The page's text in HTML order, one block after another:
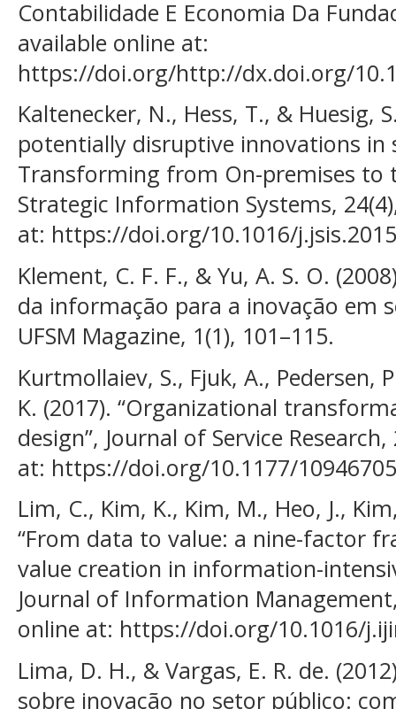
Contabilidade E Economia Da
available online at:
https://doi.org/http://dx.doi.org/
Kaltenecker, N., Hess, T., & Huesig,
potentially disruptive innovations in
Transforming from On-premises to
Strategic Information Systems,
at: https://doi.org/10.1016/
Klement, C. F. F., & Yu, A. S. O.
da informação para a inovação em
UFSM Magazine, 1(1), 101–115.
Kurtmollaiev, S., Fjuk, A., Pedersen,
K. (2017). “Organizational
design”, Journal of Service
at: https://doi.org/10.1177/
Lim, C., Kim, K., Kim, M., Heo, J.,
“From data to value: a nine-factor
value creation in information-
Journal of Information
online at: https://doi.org/10.1016/
Lima, D. H., & Vargas, E. R. de.
sobre inovação no setor público: